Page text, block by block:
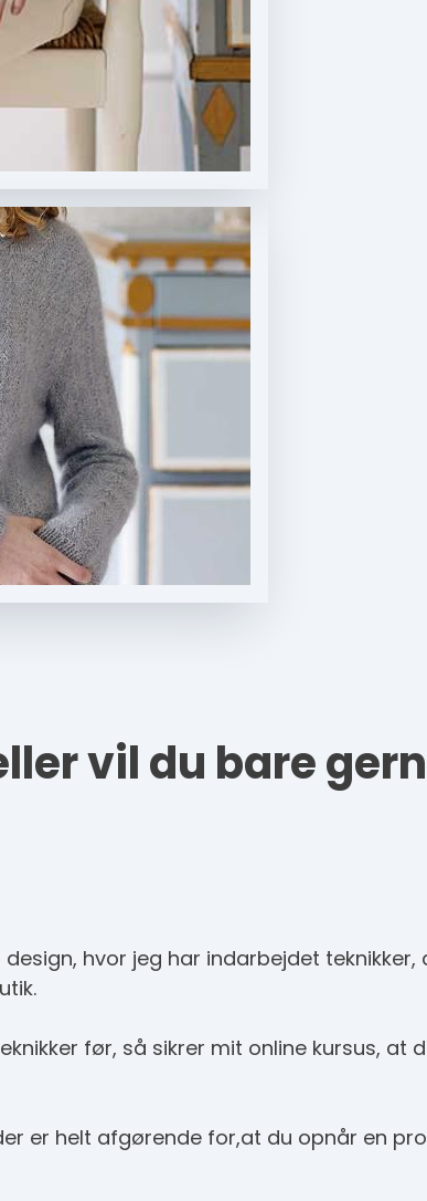
vil du bare
hvor jeg har indarbejdet
før, så sikrer mit online kursus, at
er helt afgørende for,at du opnår en